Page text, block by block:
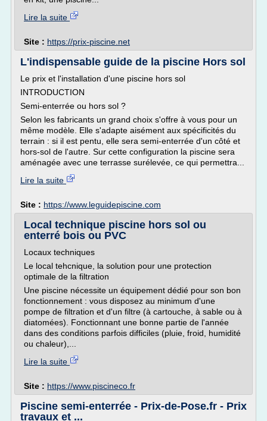
Lire la suite
Site : https://prix-piscine.net
L'indispensable guide de la piscine Hors sol
Le prix et l'installation d'une piscine hors sol
INTRODUCTION
Semi-enterrée ou hors sol ?
Selon les fabricants un grand choix s'offre à vous pour un
même modèle. Elle s'adapte aisément aux spécificités du
terrain : si il est pentu, elle sera semi-enterrée d'un côté et
hors-sol de l'autre. Sur cette configuration la piscine sera
aménagée avec une terrasse surélevée, ce qui permettra...
Lire la suite
Site : https://www.leguidepiscine.com
Local technique piscine hors sol ou
enterré bois ou PVC
Locaux techniques
Le local tehcnique, la solution pour une protection
optimale de la filtration
Une piscine nécessite un équipement dédié pour son bon
fonctionnement : vous disposez au minimum d'une
pompe de filtration et d'un filtre (à cartouche, à sable ou à
diatomées). Fonctionnant une bonne partie de l'année
dans des conditions parfois difficiles (pluie, froid, humidité
ou chaleur),...
Lire la suite
Site : https://www.piscineco.fr
Piscine semi-enterrée - Prix-de-Pose.fr - Prix
travaux et ...